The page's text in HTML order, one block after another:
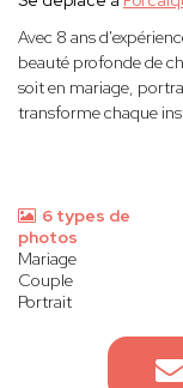
Avec 8 ans
beauté profonde de
soit en mariage,
transforme chaque
6 types de
photos
Mariage
Couple
Portrait